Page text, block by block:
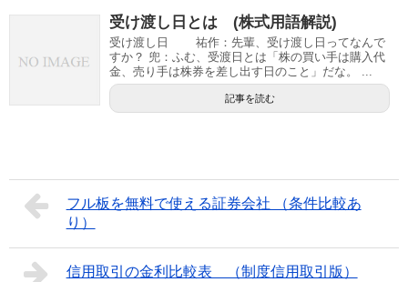
受け渡し日とは (株式用語解説)
受け渡し日 祐作：先輩、受け渡し日ってなんで
すか？ 兜：ふむ、受渡日とは「株の買い手は購入代
金、売り手は株券を差し出す日のこと」だな。 ...
記事を読む
フル板を無料で使える証券会社 （条件比較あ
り）
信用取引の金利比較表 （制度信用取引版）